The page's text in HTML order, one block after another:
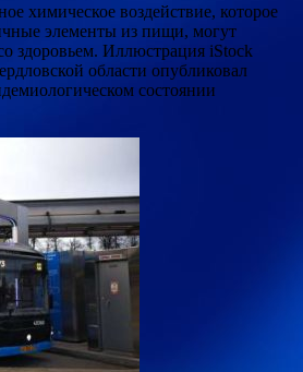
химическое воздействие, которое
элементы из пищи, могут
здоровьем. Иллюстрация iStock
области опубликовал
состоянии